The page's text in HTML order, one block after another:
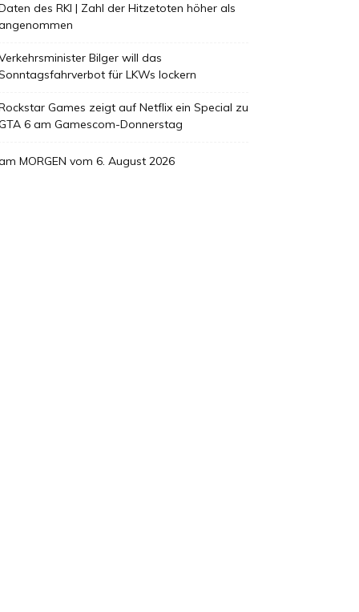
des RKI | Zahl der Hitzetoten höher als
Bilger will das
für LKWs lockern
Games zeigt auf Netflix ein Special zu
6 am Gamescom-Donnerstag
MORGEN vom 6. August 2026